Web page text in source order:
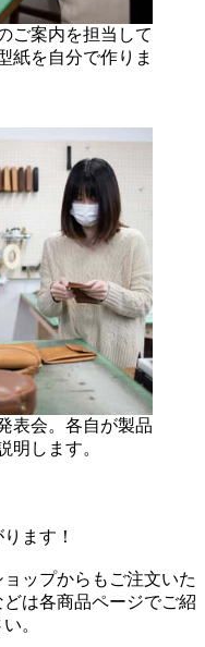
ご案内を担当して
紙を自分で作りま
表会。各自が製品
明します。
ます！
ップからもご注文いた
は各商品ページでご紹
。